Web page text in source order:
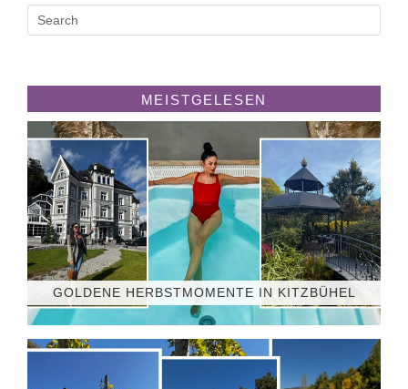
MEISTGELESEN
GOLDENE HERBSTMOMENTE IN KITZBÜHEL